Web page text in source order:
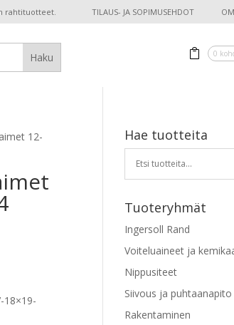
rahtituotteet. TILAUS- JA SOPIMUSEHDOT
0
12-
18×19-
Hae tuotteita
Tuoteryhmät
Ingersoll Rand
Voiteluaineet ja
Nippusiteet
Siivous ja puhtaanapito
Rakentaminen